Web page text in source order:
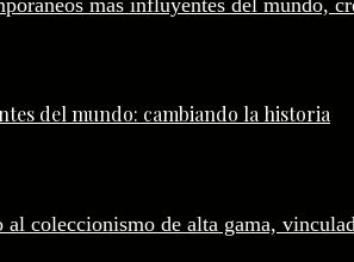
del mundo: cambiando la historia